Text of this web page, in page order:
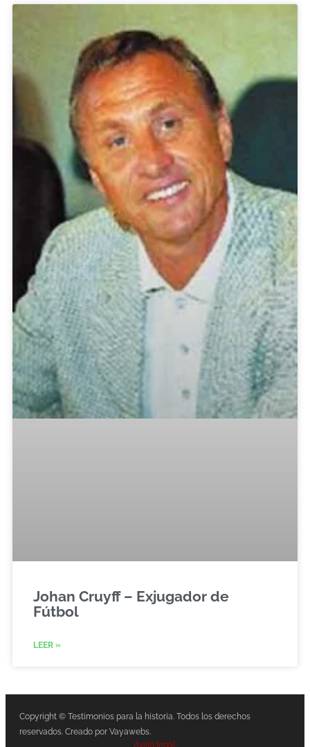
Johan Cruyff – Exjugador de
Fútbol
LEER »
Copyright © Testimonios para la historia. Todos los derechos
reservados. Creado por Vayawebs.
Aviso legal